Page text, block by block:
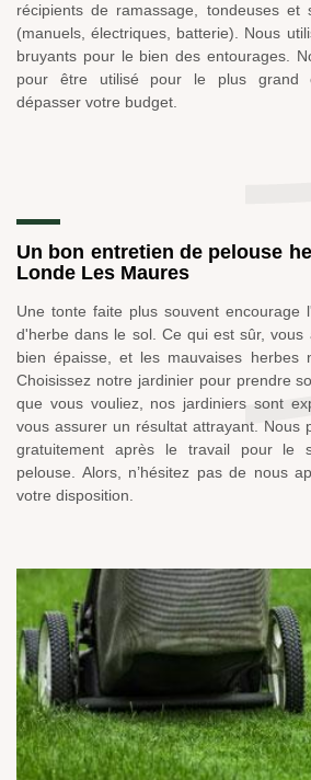
récipients de ramassage, tondeuses et
(manuels, électriques, batterie). Nous
bruyants pour le bien des entourages.
pour être utilisé pour le plus grand
dépasser votre budget.
Un bon entretien de pelouse
Londe Les Maures
Une tonte faite plus souvent encourage
d'herbe dans le sol. Ce qui est sûr, vous
bien épaisse, et les mauvaises herbes
Choisissez notre jardinier pour prendre
que vous vouliez, nos jardiniers sont
vous assurer un résultat attrayant. Nous
gratuitement après le travail pour le
pelouse. Alors, n’hésitez pas de nous
votre disposition.